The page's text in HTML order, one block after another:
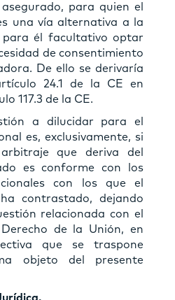
para quien el
una vía alternativa a la
para él facultativo optar
de consentimiento
De ello se derivaría
24.1 de la CE en
117.3 de la CE.
a dilucidar para el
es, exclusivamente, si
que deriva del
es conforme con los
con los que el
contrastado, dejando
relacionada con el
de la Unión, en
que se traspone
objeto del presente